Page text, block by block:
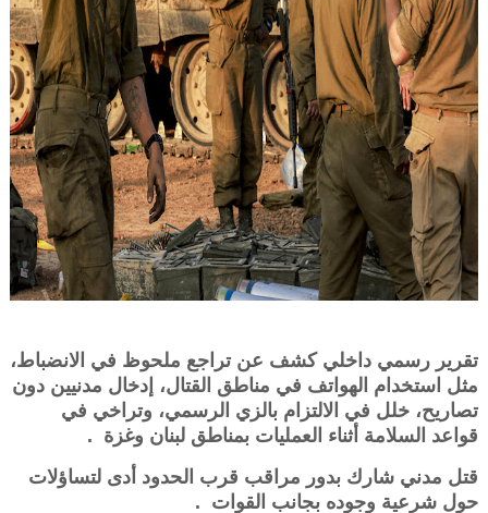
تقرير رسمي داخلي كشف عن تراجع ملحوظ في الانضباط،
مثل استخدام الهواتف في مناطق القتال، إدخال مدنيين دون
تصاريح، خلل في الالتزام بالزي الرسمي، وتراخي في
قواعد السلامة أثناء العمليات بمناطق لبنان وغزة .
قتل مدني شارك بدور مراقب قرب الحدود أدى لتساؤلات
حول شرعية وجوده بجانب القوات .